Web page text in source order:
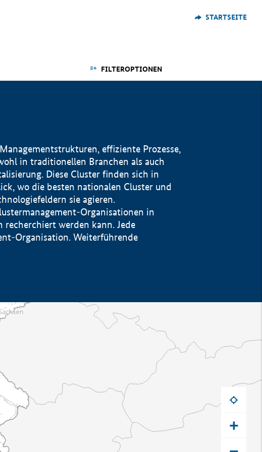
STARTSEITE
FILTEROPTIONEN
effiziente Prozesse,
in traditionellen Branchen als auch
Diese Cluster finden sich in
wo die besten nationalen Cluster und
sie agieren.
Organisationen in
werden kann. Jede
Organisation. Weiterführende
+